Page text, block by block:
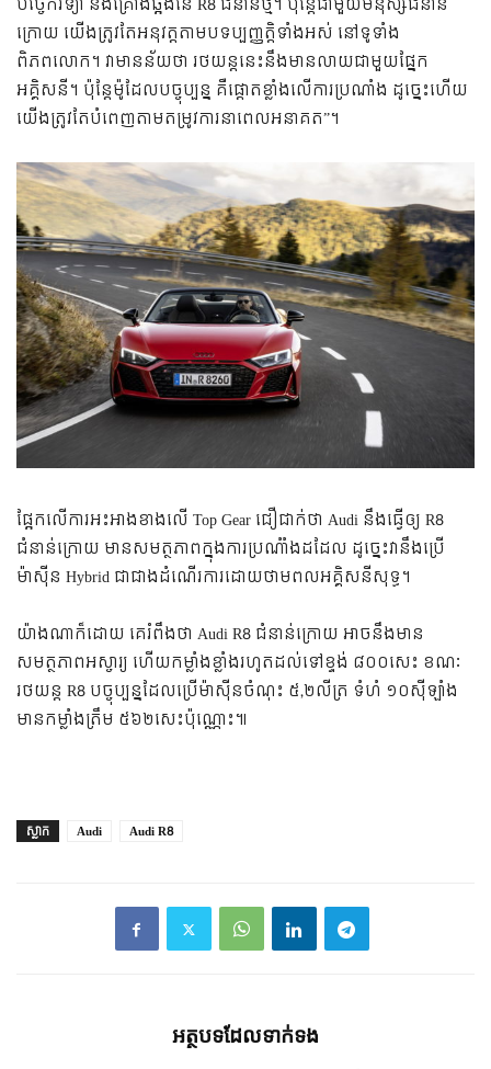
ក្រោយ យើងត្រូវតែអនុវត្តតាមបទប្បញ្ញត្តិទាំងអស់ នៅទូទាំង
ពិភពលោក។ វាមានន័យថា រថយន្តនេះនឹងមានលាយជាមួយផ្នែក
អគ្គិសនី។ ប៉ុន្តែម៉ូដែលបច្ចុប្បន្ន គឺផ្តោតខ្លាំងលើការប្រណាំង ដូច្នេះហើយ
យើងត្រូវតែបំពេញតាមតម្រូវការនាពេលអនាគត”។
ផ្អែកលើការអះអាងខាងលើ Top Gear ជឿជាក់ថា Audi នឹងធ្វើឲ្យ R8
ជំនាន់ក្រោយ មានសមត្ថភាពក្នុងការប្រណំាំងដដែល ដូច្នេះវានឹងប្រើ
ម៉ាស៊ីន Hybrid ជាជាងដំណើរការដោយថាមពលអគ្គិសនីសុទ្ធ។
យ៉ាងណាក៏ដោយ គេរំពឹងថា Audi R8 ជំនាន់ក្រោយ អាចនឹងមាន
សមត្ថភាពអស្ចារ្យ ហើយកម្លាំងខ្លាំងរហូតដល់ទៅខ្ទង់ ៨០០សេះ ខណៈ
រថយន្ត R8 បច្ចុប្បន្នដែលប្រើម៉ាស៊ីនចំណុះ ៥,២លីត្រ ទំហំ ១០ស៊ីឡាំង
មានកម្លាំងត្រឹម ៥៦២សេះប៉ុណ្ណោះ៕
ស្លាក Audi Audi R8
អត្ថបទ​ដែល​ទាក់ទង